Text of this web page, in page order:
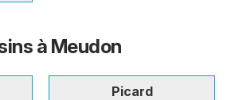
à Meudon
Picard